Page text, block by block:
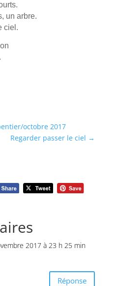
un arbre.
ciel.
octobre 2017
Regarder passer le ciel →
2017 à 23 h 25 min
Réponse